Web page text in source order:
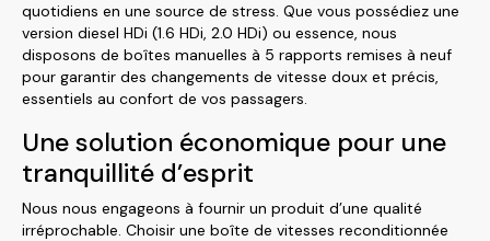
quotidiens en une source de stress. Que vous possédiez une
version diesel HDi (1.6 HDi, 2.0 HDi) ou essence, nous
disposons de boîtes manuelles à 5 rapports remises à neuf
pour garantir des changements de vitesse doux et précis,
essentiels au confort de vos passagers.
Une solution économique pour une
tranquillité d’esprit
Nous nous engageons à fournir un produit d’une qualité
irréprochable. Choisir une boîte de vitesses reconditionnée